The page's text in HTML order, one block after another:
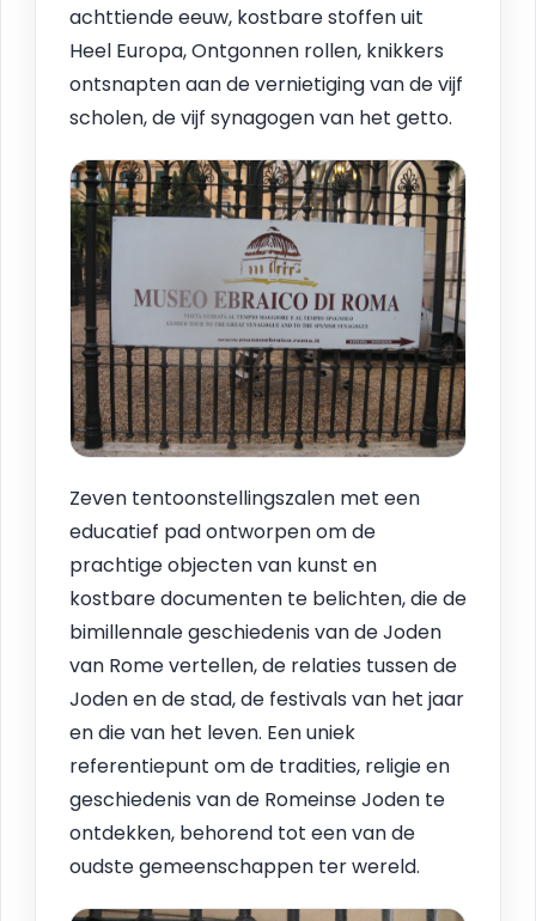
achttiende eeuw, kostbare stoffen uit
Heel Europa, Ontgonnen rollen, knikkers
ontsnapten aan de vernietiging van de vijf
scholen, de vijf synagogen van het getto.
Zeven tentoonstellingszalen met een
educatief pad ontworpen om de
prachtige objecten van kunst en
kostbare documenten te belichten, die de
bimillennale geschiedenis van de Joden
van Rome vertellen, de relaties tussen de
Joden en de stad, de festivals van het jaar
en die van het leven. Een uniek
referentiepunt om de tradities, religie en
geschiedenis van de Romeinse Joden te
ontdekken, behorend tot een van de
oudste gemeenschappen ter wereld.